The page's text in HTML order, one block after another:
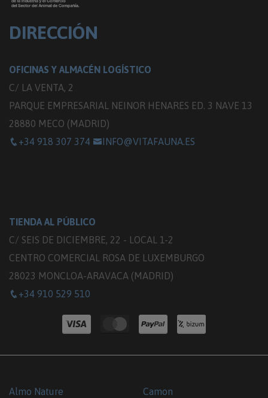
DIRECCIÓN
OFICINAS Y ALMACÉN LOGÍSTICO
C/ LA VENTA, 2
PARQUE EMPRESARIAL NEINOR HENARES ED. 3 NAVE 13
28880 MECO (MADRID)
+34 918 307 374
INFO@VITAFAUNA.ES
TIENDA AL PÚBLICO
C/ SEIS DE DICIEMBRE, 22 - LOCAL 1-2
CENTRO COMERCIAL ROSA DE LUXEMBURGO
28023 MONCLOA-ARAVACA (MADRID)
+34 910 529 510
Almo Nature
Camon